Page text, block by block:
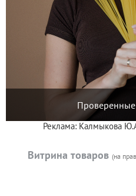
Реклама: Калмыкова
Витрина товаров (на